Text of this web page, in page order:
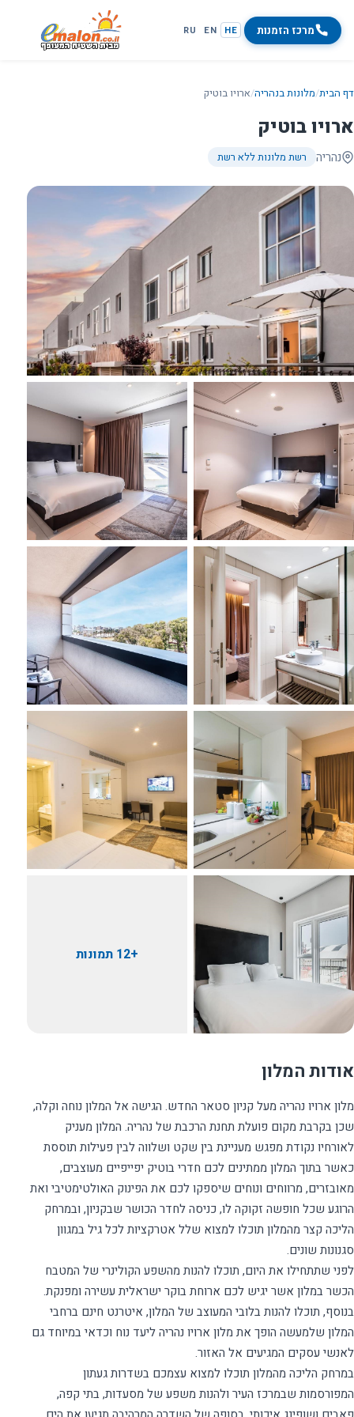
מרכז הזמנות HE
EN
RU
דף הבית/מלונות בנהריה/ארויו בוטיק
ארויו בוטיק
נהריה רשת מלונות ללא רשת
+12 תמונות
אודות המלון
מלון ארויו נהריה מעל קניון סטאר החדש. הגישה אל המלון נוחה וקלה,
שכן בקרבת מקום פועלת תחנת הרכבת של נהריה. המלון מעניק
לאורחיו נקודת מפגש מעניינת בין שקט ושלווה לבין פעילות תוססת
כאשר בתוך המלון ממתינים לכם חדרי בוטיק יפייפיים מעוצבים,
מאובזרים, מרווחים ונוחים שיספקו לכם את הפינוק האולטימטיבי ואת
הרוגע שכל חופשה זקוקה לו, כניסה לחדר הכושר שבקניון, ובמרחק
הליכה קצר מהמלון תוכלו למצוא שלל אטרקציות לכל גיל במגוון
לפני שתתחילו את היום, תוכלו להנות מהשפע הקולינרי של המטבח
הכשר במלון אשר יגיש לכם ארוחת בוקר ישראלית עשירה ומפנקת.
בנוסף, תוכלו להנות בלובי המעוצב של המלון, איטרנט חינם ברחבי
המלון שלמעשה הופך את מלון ארויו נהריה ליעד נוח וכדאי במיוחד גם
במרחק הליכה מהמלון תוכלו למצוא עצמכם בשדרות געתון
המפורסמות שבמרכז העיר ולהנות משפע של מסעדות, בתי קפה,